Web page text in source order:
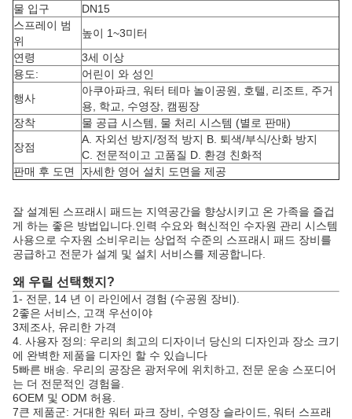
물 입구
DN15
스프레이 범
위
높이 1~3미터
연령
3세 이상
용도:
어린이 와 성인
행사
아쿠아파크, 워터 테마 놀이공원, 호텔, 리조트, 주거
용, 학교, 수영장, 캠핑장
장착
물 공급 시스템, 물 처리 시스템 (별로 판매)
장점
A. 자외선 방지/정적 방지 B. 퇴색/부식/산화 방지
C. 전문적이고 고품질 D. 환경 친화적
판매 후 도면
자세한 영어 설치 도면을 제공
잘 설계된 스프래시 패드는 지역공간을 향상시키고 온 가족을 즐겁
게 하는 좋은 방법입니다.인력 수요와 혁신적인 수자원 관리 시스템
사용으로 수자원 소비우리는 상업적 수준의 스프래시 패드 장비를
공급하고 전문가 설계 및 설치 서비스를 제공합니다.
왜 우릴 선택했지?
1- 전문, 14 년 이 라인에서 경험 (수공원 장비).
2좋은 서비스, 고객 우선이야
3제조사, 유리한 가격
4. 사용자 정의: 우리의 최고의 디자이너 당신의 디자인과 장소 크기
에 완벽한 제품을 디자인 할 수 있습니다
5빠른 배송. 우리의 공장은 광저우에 위치하고, 전문 운송 스포디어
는 더 전문적인 경험을.
6OEM 및 ODM 허용.
7큰 제품군: 거대한 워터 파크 장비, 수영장 슬라이드, 워터 스프래